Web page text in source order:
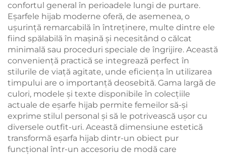
confortul general în perioadele lungi de purtare.
Eşarfele hijab moderne oferă, de asemenea, o
ușurință remarcabilă în întreținere, multe dintre ele
fiind spălabilă în mașină și necesitând o călcat
minimală sau proceduri speciale de îngrijire. Această
conveniență practică se integrează perfect în
stilurile de viață agitate, unde eficiența în utilizarea
timpului are o importanță deosebită. Gama largă de
culori, modele și texte disponibile în colecțiile
actuale de eşarfe hijab permite femeilor să-și
exprime stilul personal și să le potrivească ușor cu
diversele outfit-uri. Această dimensiune estetică
transformă eşarfa hijab dintr-un obiect pur
funcțional într-un accesoriu de modă care